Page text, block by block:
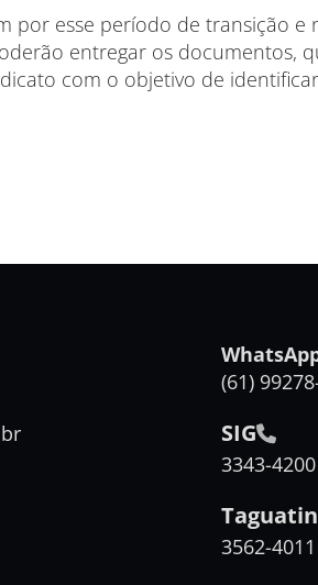
por esse período de transição e
entregar os documentos,
com o objetivo de
(61)
SIG
3343-
3562-